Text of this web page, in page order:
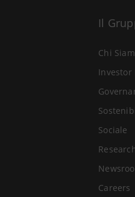
Il
Chi
Investor
Sociale
Careers